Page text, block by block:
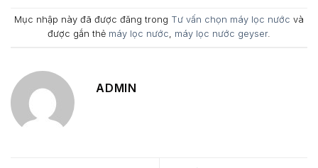
Mục nhập này đã được đăng trong Tư vấn chọn máy lọc nước và
được gắn thẻ máy lọc nước, máy lọc nước geyser.
ADMIN